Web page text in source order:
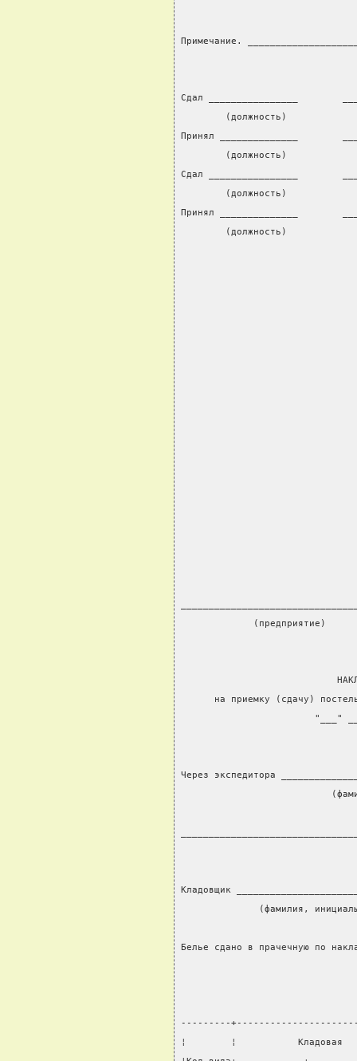
Примечание.
Сдал ________________
(должность)
Принял ______________
(должность)
Сдал ________________
(должность)
Принял ______________
(должность)
             (предприятие)
на приемку (сдачу)
"___"
Через экспедитора
Кладовщик
(фамилия,
Белье сдано в прачечную по
---------
¦        ¦           Кладовая